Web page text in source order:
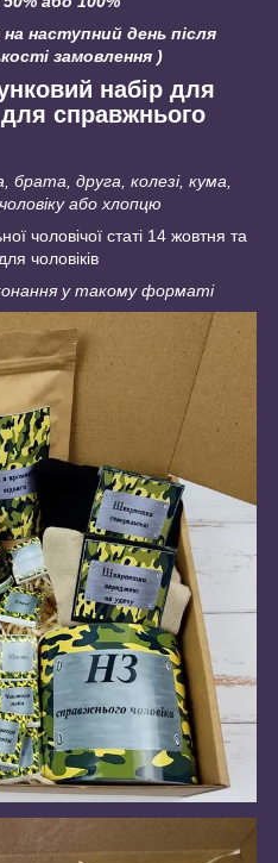
на наступний день після
замовлення )
набір для
для справжнього
брата, друга, колезі, кума,
або хлопцю
чоловічої статі 14 жовтня та
чоловіків
у такому форматі